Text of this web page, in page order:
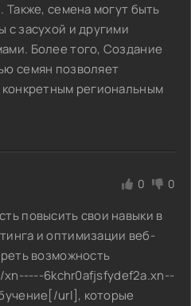
Также, семена могут быть
с засухой и другими
Более того, Создание
семян позволяет
конкретным региональным
0 0
повысить свои навыки в
и оптимизации веб-
возможность
6kchr0afjsfydef2a.xn--
url], которые